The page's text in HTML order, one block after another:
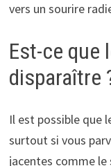
vers un sourire
Est-ce que
disparaître
Il est possible que
surtout si vous
jacentes comme